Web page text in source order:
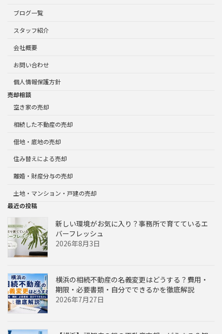
ブログ一覧
スタッフ紹介
会社概要
お問い合わせ
個人情報保護方針
売却相談
空き家の売却
相続した不動産の売却
借地・底地の売却
住み替えによる売却
離婚・財産分与の売却
土地・マンション・戸建の売却
最近の投稿
新しい環境がお気に入り？事務所で育てているエ
バーフレッシュ
2026年8月3日
横浜の相続不動産の名義変更はどうする？費用・
期限・必要書類・自分でできるかを徹底解説
2026年7月27日